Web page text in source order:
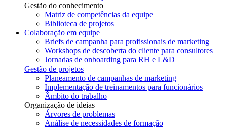
Gestão do conhecimento
Matriz de competências da equipe
Biblioteca de projetos
Colaboração em equipe
Briefs de campanha para profissionais de marketing
Workshops de descoberta do cliente para consultores
Jornadas de onboarding para RH e L&D
Gestão de projetos
Planeamento de campanhas de marketing
Implementação de treinamentos para funcionários
Âmbito do trabalho
Organização de ideias
Árvores de problemas
Análise de necessidades de formação